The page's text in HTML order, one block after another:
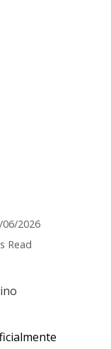
06/2026
Read